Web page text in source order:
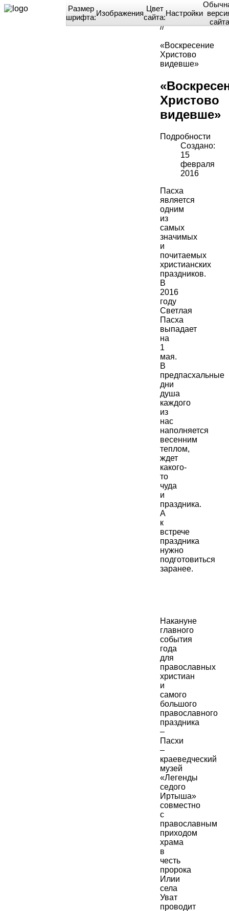
Home
//
«Воскресение
Христово
видевше»
Христово
видевше»
Подробности
Создано:
15
февраля
2016
Пасха
является
одним
из
самых
значимых
и
почитаемых
христианских
праздников.
В
2016
году
Светлая
Пасха
выпадает
на
1
мая.
В
предпасхальные
дни
душа
каждого
из
нас
наполняется
весенним
теплом,
ждет
какого-
то
чуда
и
праздника.
А
к
встрече
праздника
нужно
подготовиться
заранее.
Накануне
главного
события
года
для
православных
христиан
и
самого
большого
православного
праздника
–
Пасхи
–
краеведческий
музей
«Легенды
седого
Иртыша»
совместно
с
православным
приходом
храма
в
честь
пророка
Илии
села
Уват
проводит
Размер
шрифта:Изображения
Цвет
сайта:Настройки
сайта